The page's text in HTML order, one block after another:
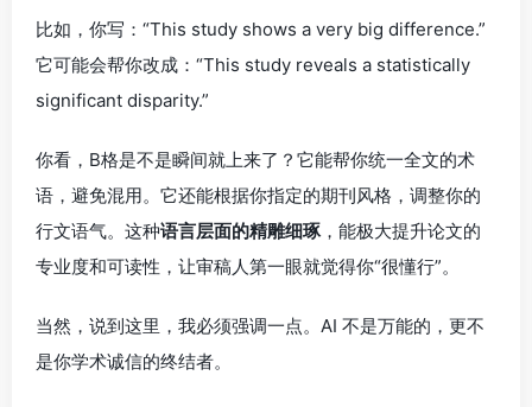
比如，你写：“This study shows a very big difference.”
它可能会帮你改成：“This study reveals a statistically
significant disparity.”
你看，B格是不是瞬间就上来了？它能帮你统一全文的术
语，避免混用。它还能根据你指定的期刊风格，调整你的
行文语气。这种语言层面的精雕细琢，能极大提升论文的
专业度和可读性，让审稿人第一眼就觉得你“很懂行”。
当然，说到这里，我必须强调一点。AI 不是万能的，更不
是你学术诚信的终结者。